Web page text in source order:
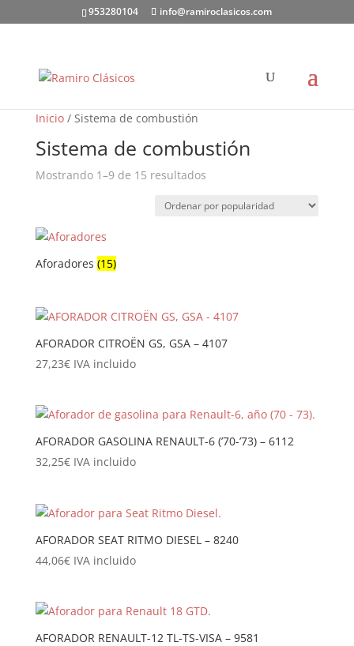
953280104 info@ramiroclasicos.com
Inicio/ Sistema de combustión
Sistema de combustión
Mostrando 1–9 de 15 resultadosOrdenado
popularidad
Aforadores (15)
AFORADOR CITROËN GS, GSA – 4107
27,23€ IVA incluido
AFORADOR GASOLINA RENAULT-6 (’70-’73) – 6112
32,25€ IVA incluido
AFORADOR SEAT RITMO DIESEL – 8240
44,06€ IVA incluido
AFORADOR RENAULT-12 TL-TS-VISA – 9581